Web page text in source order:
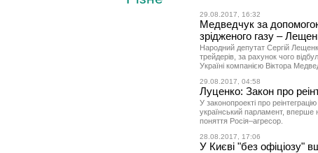
29.08.2017, 16:32
Медведчук за
зрідженого газу –
Народний депутат Сергій
трейдерів, за рахунок чого
Україні компанією Віктора
29.08.2017, 04:58
Луценко: Закон про
У законопроекті про
український парламент, вперше
поняття Росія–агресор.
28.08.2017, 17:06
У Києві "без офіціозу"